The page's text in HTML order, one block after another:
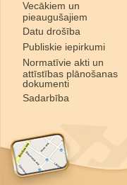
Vecākiem un
pieaugušajiem
Datu drošība
Publiskie iepirkumi
Normatīvie akti un
attīstības plānošanas
dokumenti
Sadarbība